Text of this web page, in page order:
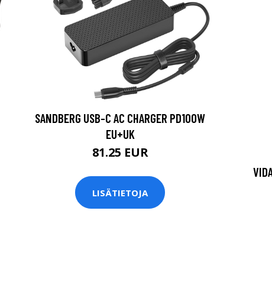
SANDBERG USB-C AC CHARGER PD100W
EU+UK
81.25 EUR
LISÄTIETOJA